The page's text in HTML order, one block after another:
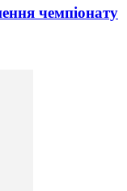
чемпіонату